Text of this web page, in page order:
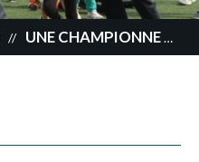
// UNE CHAMPIONNE À LA RENCONTRE DES ENFANTS